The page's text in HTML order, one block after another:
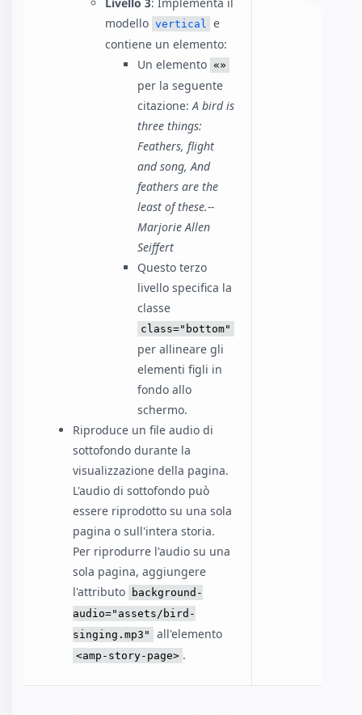
modello vertical e
contiene un elemento:
Un elemento
per la seguente
citazione:A bird is
three things:
Feathers, flight
and song, And
feathers are the
least of these.--
Marjorie Allen
Seiffert
Questo terzo
livello specifica la
classe
class="bottom"
per allineare gli
elementi figli in
fondo allo
schermo.
Riproduce un file audio di
sottofondo durante la
visualizzazione della pagina.
L'audio di sottofondo può
essere riprodotto su una sola
pagina o sull'intera storia.
Per riprodurre l'audio su una
sola pagina, aggiungere
l'attributo
background-
audio="assets/bird-
singing.mp3"
all'elemento
<amp-story-page> .